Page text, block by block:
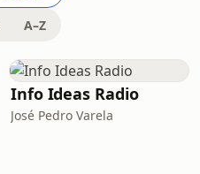
A–Z
Info Ideas Radio
José Pedro Varela